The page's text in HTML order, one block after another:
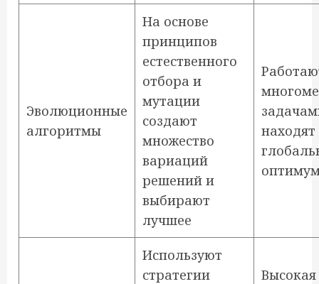
Эволюционные
алгоритмы
На основе
принципов
естественного
отбора и
мутации
создают
множество
вариаций
решений и
выбирают
лучшее
находят
Используют
стратегии
Высокая